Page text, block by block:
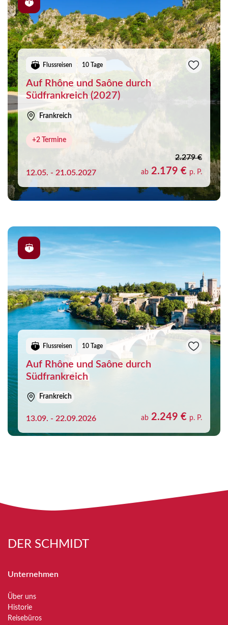
Flussreisen 10 Tage
Auf Rhône und Saône durch
Südfrankreich (2027)
Frankreich
+2 Termine
12.05. - 21.05.2027
2.279 €
ab 2.179 € p. P.
Flussreisen 10 Tage
Auf Rhône und Saône durch
Südfrankreich
Frankreich
13.09. - 22.09.2026 ab 2.249 € p. P.
DER SCHMIDT
Unternehmen
Über uns
Historie
Reisebüros